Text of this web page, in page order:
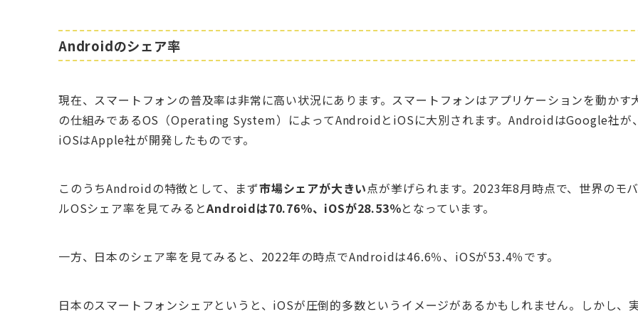
Androidのシェア率
現在、スマートフォンの普及率は非常に高い状況にあります。スマートフォンはアプリケーションを動かす
の仕組みであるOS（Operating System）によってAndroidとiOSに大別されます。AndroidはGoogle社が、
iOSはApple社が開発したものです。
このうちAndroidの特徴として、まず市場シェアが大きい点が挙げられます。2023年8月時点で、世界のモ
ルOSシェア率を見てみるとAndroidは70.76％、iOSが28.53％となっています。
一方、日本のシェア率を見てみると、2022年の時点でAndroidは46.6％、iOSが53.4％です。
日本のスマートフォンシェアというと、iOSが圧倒的多数というイメージがあるかもしれません。しかし、